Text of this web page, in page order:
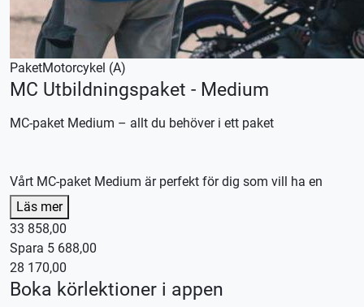
PaketMotorcykel (A)
MC Utbildningspaket - Medium
MC-paket Medium – allt du behöver i ett paket
Vårt MC-paket Medium är perfekt för dig som vill ha en
smidig, trygg och komplett utbildning där alla delar av MC-
utbildningen ingår.
Vi hjälper dig hela vägen – från första körpasset till färdig
utbildning. Vi sköter bokningar och planering, och om du
önskar kan utbildningen läggas upp intensivt för dig som
Läs mer
33 858,00
Spara 5 688,00
28 170,00
Boka körlektioner i appen